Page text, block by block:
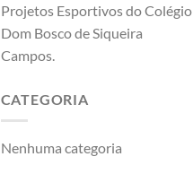
Projetos Esportivos do Colégio
Dom Bosco de Siqueira
Campos.
CATEGORIA
Nenhuma categoria